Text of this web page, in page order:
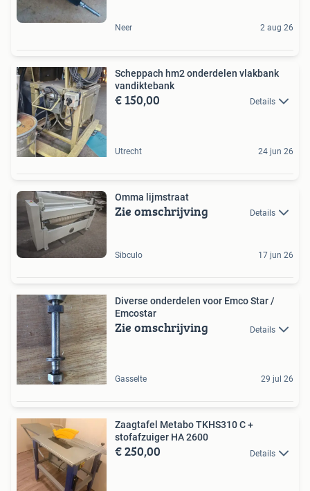
Neer 2 aug 26
Scheppach hm2 onderdelen vlakbank
vandiktebank
€ 150,00 Details
Utrecht 24 jun 26
Omma lijmstraat
Zie omschrijving Details
Sibculo 17 jun 26
Diverse onderdelen voor Emco Star /
Emcostar
Zie omschrijving Details
Gasselte 29 jul 26
Zaagtafel Metabo TKHS310 C +
stofafzuiger HA 2600
€ 250,00 Details